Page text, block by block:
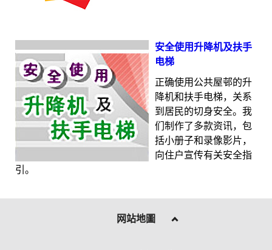
安全使用升降机及扶手
电梯
正确使用公共屋邨的升
降机和扶手电梯，关系
到居民的切身安全。我
们制作了多款资讯，包
括小册子和录像影片，
向住户宣传有关安全指
引。
网站地圖